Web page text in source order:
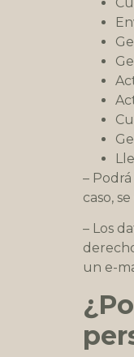
–
caso,
– Los
un e-